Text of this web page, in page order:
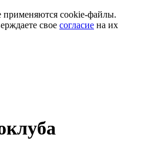
cookie-файлы.
свое согласие на их